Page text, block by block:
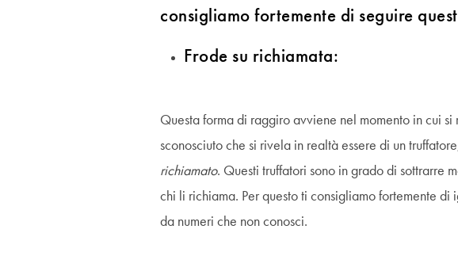
consigliamo fortemente di seguire
Frode su richiamata:
Questa forma di raggiro avviene nel momento in cui
sconosciuto che si rivela in realtà essere di un
richiamato. Questi truffatori sono in grado di sottrarre
chi li richiama. Per questo ti consigliamo fortemente di
da numeri che non conosci.